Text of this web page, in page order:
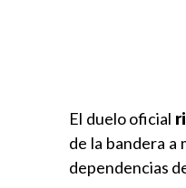
El duelo oficial
de la bandera a
dependencias